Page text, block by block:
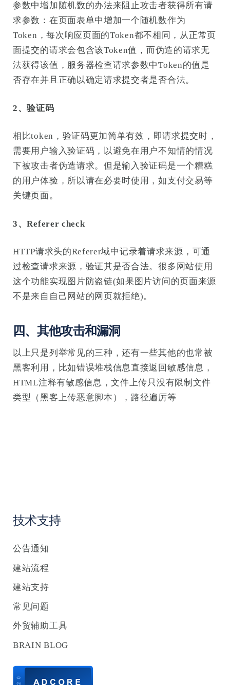
参数中增加随机数的办法来阻止攻击者获得所有请
求参数：在页面表单中增加一个随机数作为
Token，每次响应页面的Token都不相同，从正常页
面提交的请求会包含该Token值，而伪造的请求无
法获得该值，服务器检查请求参数中Token的值是
否存在并且正确以确定请求提交者是否合法。
2、验证码
相比token，验证码更加简单有效，即请求提交时，
需要用户输入验证码，以避免在用户不知情的情况
下被攻击者伪造请求。但是输入验证码是一个糟糕
的用户体验，所以请在必要时使用，如支付交易等
关键页面。
3、Referer check
HTTP请求头的Referer域中记录着请求来源，可通
过检查请求来源，验证其是否合法。很多网站使用
这个功能实现图片防盗链(如果图片访问的页面来源
不是来自自己网站的网页就拒绝)。
四、其他攻击和漏洞
以上只是列举常见的三种，还有一些其他的也常被
黑客利用，比如错误堆栈信息直接返回敏感信息，
HTML注释有敏感信息，文件上传只没有限制文件
类型（黑客上传恶意脚本），路径遍厉等
技术支持
公告通知
建站流程
建站支持
常见问题
外贸辅助工具
BRAIN BLOG